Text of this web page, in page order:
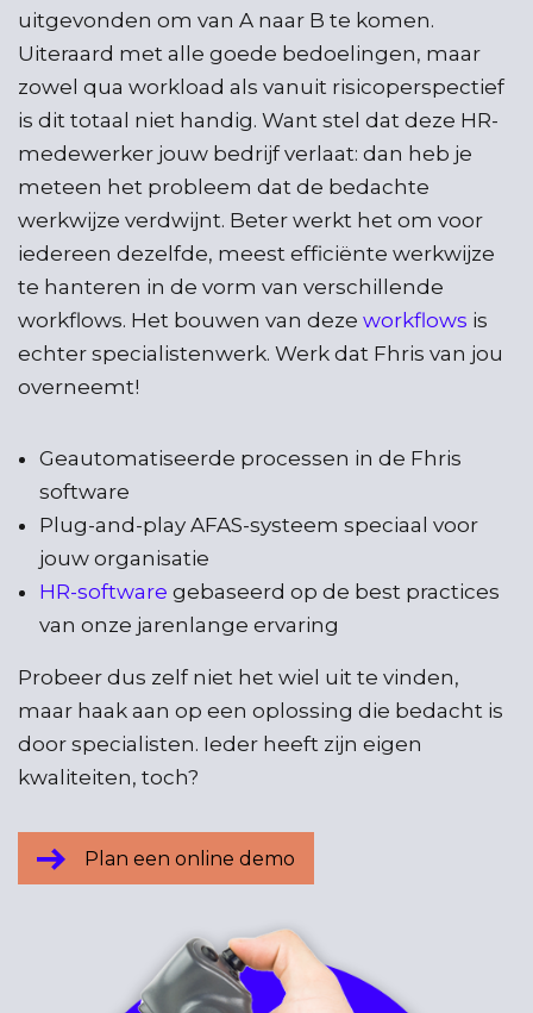
uitgevonden om van A naar B te komen.
Uiteraard met alle goede bedoelingen, maar
zowel qua workload als vanuit risicoperspectief
is dit totaal niet handig. Want stel dat deze HR-
medewerker jouw bedrijf verlaat: dan heb je
meteen het probleem dat de bedachte
werkwijze verdwijnt. Beter werkt het om voor
iedereen dezelfde, meest efficiënte werkwijze
te hanteren in de vorm van verschillende
workflows. Het bouwen van deze workflows is
echter specialistenwerk. Werk dat Fhris van jou
overneemt!
Geautomatiseerde processen in de Fhris
software
Plug-and-play AFAS-systeem speciaal voor
jouw organisatie
HR-software gebaseerd op de best practices
van onze jarenlange ervaring
Probeer dus zelf niet het wiel uit te vinden,
maar haak aan op een oplossing die bedacht is
door specialisten. Ieder heeft zijn eigen
kwaliteiten, toch?
Plan een online demo